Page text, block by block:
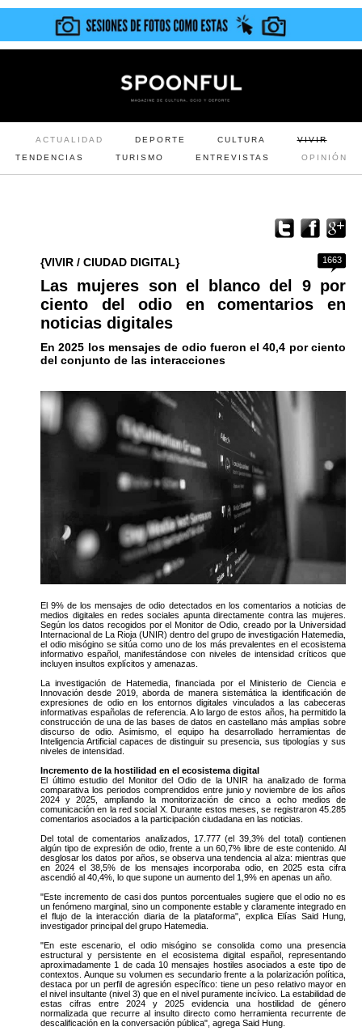
ACTUALIDAD DEPORTE CULTURA
VIVIR
TENDENCIAS
TURISMO ENTREVISTAS OPINIÓN
1663
{VIVIR / CIUDAD DIGITAL}
Las mujeres son el blanco del 9 por
ciento del odio en comentarios en
noticias digitales
En 2025 los mensajes de odio fueron el 40,4 por ciento
del conjunto de las interacciones
El 9% de los mensajes de odio detectados en los comentarios a noticias de
medios digitales en redes sociales apunta directamente contra las mujeres.
Según los datos recogidos por el Monitor de Odio, creado por la Universidad
Internacional de La Rioja (UNIR) dentro del grupo de investigación Hatemedia,
el odio misógino se sitúa como uno de los más prevalentes en el ecosistema
informativo español, manifestándose con niveles de intensidad críticos que
incluyen insultos explícitos y amenazas.
La investigación de Hatemedia, financiada por el Ministerio de Ciencia e
Innovación desde 2019, aborda de manera sistemática la identificación de
expresiones de odio en los entornos digitales vinculados a las cabeceras
informativas españolas de referencia. A lo largo de estos años, ha permitido la
construcción de una de las bases de datos en castellano más amplias sobre
discurso de odio. Asimismo, el equipo ha desarrollado herramientas de
Inteligencia Artificial capaces de distinguir su presencia, sus tipologías y sus
niveles de intensidad.
Incremento de la hostilidad en el ecosistema digital
El último estudio del Monitor del Odio de la UNIR ha analizado de forma
comparativa los periodos comprendidos entre junio y noviembre de los años
2024 y 2025, ampliando la monitorización de cinco a ocho medios de
comunicación en la red social X. Durante estos meses, se registraron 45.285
comentarios asociados a la participación ciudadana en las noticias.
Del total de comentarios analizados, 17.777 (el 39,3% del total) contienen
algún tipo de expresión de odio, frente a un 60,7% libre de este contenido. Al
desglosar los datos por años, se observa una tendencia al alza: mientras que
en 2024 el 38,5% de los mensajes incorporaba odio, en 2025 esta cifra
ascendió al 40,4%, lo que supone un aumento del 1,9% en apenas un año.
"Este incremento de casi dos puntos porcentuales sugiere que el odio no es
un fenómeno marginal, sino un componente estable y claramente integrado en
el flujo de la interacción diaria de la plataforma", explica Elías Said Hung,
investigador principal del grupo Hatemedia.
"En este escenario, el odio misógino se consolida como una presencia
estructural y persistente en el ecosistema digital español, representando
aproximadamente 1 de cada 10 mensajes hostiles asociados a este tipo de
contextos. Aunque su volumen es secundario frente a la polarización política,
destaca por un perfil de agresión específico: tiene un peso relativo mayor en
el nivel insultante (nivel 3) que en el nivel puramente incívico. La estabilidad de
estas cifras entre 2024 y 2025 evidencia una hostilidad de género
normalizada que recurre al insulto directo como herramienta recurrente de
descalificación en la conversación pública", agrega Said Hung.